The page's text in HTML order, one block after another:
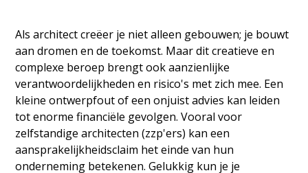
Als architect creëer je niet alleen gebouwen; je bouwt
aan dromen en de toekomst. Maar dit creatieve en
complexe beroep brengt ook aanzienlijke
verantwoordelijkheden en risico's met zich mee. Een
kleine ontwerpfout of een onjuist advies kan leiden
tot enorme financiële gevolgen. Vooral voor
zelfstandige architecten (zzp'ers) kan een
aansprakelijkheidsclaim het einde van hun
onderneming betekenen. Gelukkig kun je je